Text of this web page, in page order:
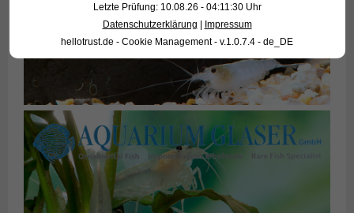
Letzte Prüfung: 10.08.26 - 04:11:30 Uhr
Datenschutzerklärung | Impressum
hellotrust.de - Cookie Management - v.1.0.7.4 - de_DE